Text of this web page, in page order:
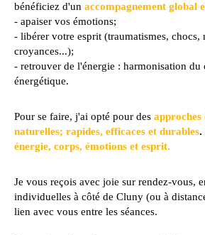
bénéficiez d'un accompagnement global
- apaiser vos émotions;
- libérer votre esprit (traumatismes, chocs,
croyances...);
- retrouver de l'énergie : harmonisation du
énergétique.
Pour se faire, j'ai opté pour des approches
naturelles; rapides, efficaces et durables.
énergie, corps, émotions et esprit.
Je vous reçois avec joie sur rendez-vous,
individuelles à côté de Cluny (ou à
lien avec vous entre les séances.